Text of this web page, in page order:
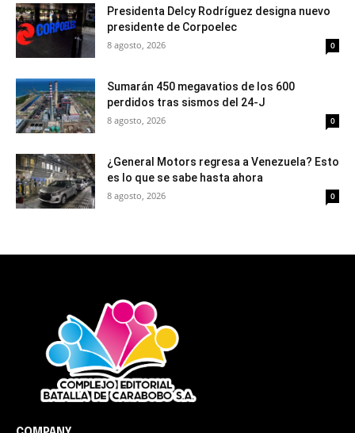
Presidenta Delcy Rodríguez designa nuevo
presidente de Corpoelec
8 agosto, 2026 0
Sumarán 450 megavatios de los 600
perdidos tras sismos del 24-J
8 agosto, 2026 0
¿General Motors regresa a Venezuela? Esto
es lo que se sabe hasta ahora
8 agosto, 2026 0